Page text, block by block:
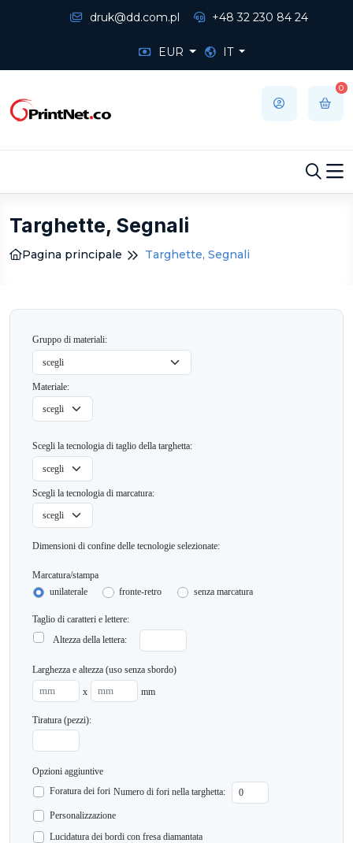
druk@dd.com.pl +48 32 230 84 24
EUR IT
0
Targhette, Segnali
Pagina principale Targhette, Segnali
Gruppo di materiali:
Materiale:
Scegli la tecnologia di taglio della targhetta:
Scegli la tecnologia di marcatura:
Dimensioni di confine delle tecnologie selezionate:
Marcatura/stampa
unilaterale
fronte-retro senza marcatura
Taglio di caratteri e lettere:
Altezza della lettera:
Larghezza e altezza (uso senza sbordo)
x
mm
Tiratura (pezzi):
Opzioni aggiuntive
Foratura dei fori Numero di fori nella targhetta:
Personalizzazione
Lucidatura dei bordi con fresa diamantata